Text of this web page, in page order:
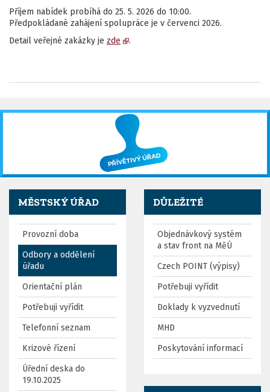
Příjem nabídek probíhá do 25. 5. 2026 do 10:00.
Předpokládané zahájení spolupráce je v červenci 2026.
Detail veřejné zakázky je zde .
MĚSTSKÝ ÚŘAD
Provozní doba
Odbory a oddělení
úřadu
Orientační plán
Potřebuji vyřídit
Telefonní seznam
Krizové řízení
Úřední deska do
19.10.2025
DŮLEŽITÉ
Objednávkový systém
a stav front na MěÚ
Czech POINT (výpisy)
Potřebuji vyřídit
Doklady k vyzvednutí
MHD
Poskytování informací